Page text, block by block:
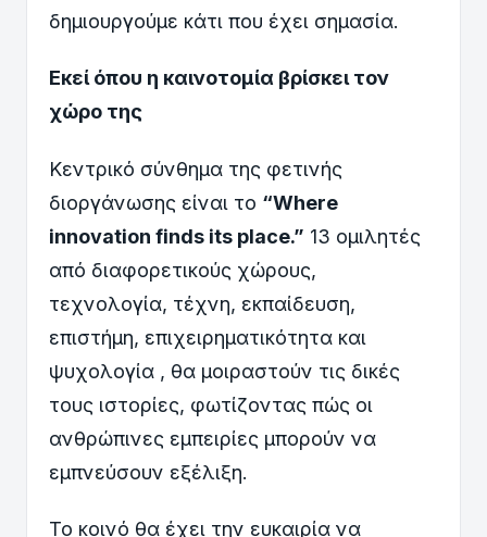
δημιουργούμε κάτι που έχει σημασία.
Εκεί όπου η καινοτομία βρίσκει τον
χώρο της
Κεντρικό σύνθημα της φετινής
διοργάνωσης είναι το “Where
innovation finds its place.” 13 ομιλητές
από διαφορετικούς χώρους,
τεχνολογία, τέχνη, εκπαίδευση,
επιστήμη, επιχειρηματικότητα και
ψυχολογία , θα μοιραστούν τις δικές
τους ιστορίες, φωτίζοντας πώς οι
ανθρώπινες εμπειρίες μπορούν να
εμπνεύσουν εξέλιξη.
Το κοινό θα έχει την ευκαιρία να